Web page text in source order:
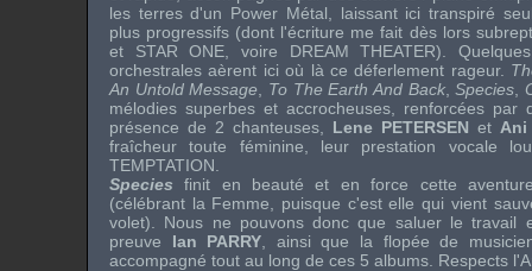
les terres d'un Power Métal , laissant ici transpiré
plus progressifs (dont l'écriture me fait dès lors
et STAR ONE , voire DREAM THEATER).
orchestrales aèrent ici où là ce déferlement rageur.
An Untold Message
To The Earth And Back,Species
mélodies superbes et accrocheuses, renforcées par
présence de 2 chanteuses, Lene PETERSEN et Ani
fraîcheur toute féminine, leur prestation vocale
TEMPTATION
Species finit en beauté et en force cette
(célébrant la Femme, puisque c'est elle qui vient
volet). Nous ne pouvons donc que saluer le travail
preuve Ian PARRY , ainsi que la flopée de
accompagné tout au long de ces 5 albums. Respects